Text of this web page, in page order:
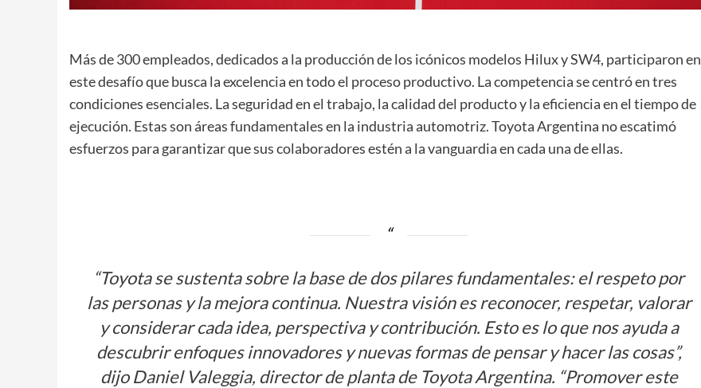
Más de 300 empleados, dedicados a la producción de los icónicos modelos Hilux y SW4, participaron en
este desafío que busca la excelencia en todo el proceso productivo. La competencia se centró en tres
condiciones esenciales. La seguridad en el trabajo, la calidad del producto y la eficiencia en el tiempo de
ejecución. Estas son áreas fundamentales en la industria automotriz. Toyota Argentina no escatimó
esfuerzos para garantizar que sus colaboradores estén a la vanguardia en cada una de ellas.
“Toyota se sustenta sobre la base de dos pilares fundamentales: el respeto por
las personas y la mejora continua. Nuestra visión es reconocer, respetar, valorar
y considerar cada idea, perspectiva y contribución. Esto es lo que nos ayuda a
descubrir enfoques innovadores y nuevas formas de pensar y hacer las cosas”,
dijo Daniel Valeggia, director de planta de Toyota Argentina. “Promover este